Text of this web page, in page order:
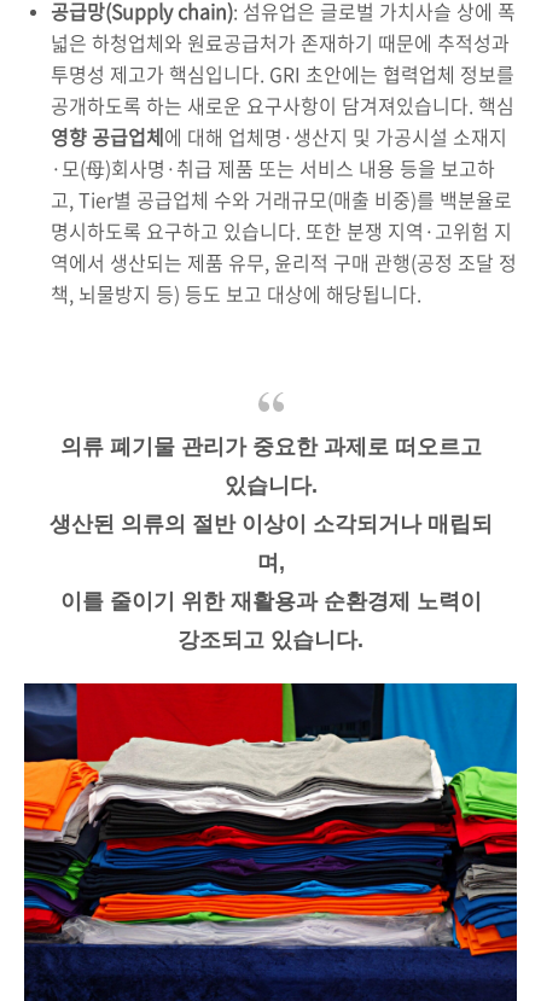
공급망(Supply chain): 섬유업은 글로벌 가치사슬 상에 폭
넓은 하청업체와 원료공급처가 존재하기 때문에 추적성과
투명성 제고가 핵심입니다. GRI 초안에는 협력업체 정보를
공개하도록 하는 새로운 요구사항이 담겨져있습니다. 핵심
영향 공급업체에 대해 업체명·생산지 및 가공시설 소재지
·모(母)회사명·취급 제품 또는 서비스 내용 등을 보고하
고, Tier별 공급업체 수와 거래규모(매출 비중)를 백분율로
명시하도록 요구하고 있습니다. 또한 분쟁 지역·고위험 지
역에서 생산되는 제품 유무, 윤리적 구매 관행(공정 조달 정
책, 뇌물방지 등) 등도 보고 대상에 해당됩니다.
의류 폐기물 관리가 중요한 과제로 떠오르고
있습니다.
생산된 의류의 절반 이상이 소각되거나 매립되
며,
이를 줄이기 위한 재활용과 순환경제 노력이
강조되고 있습니다.